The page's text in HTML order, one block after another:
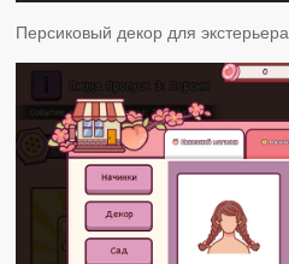
Персиковый декор для экстерьера.